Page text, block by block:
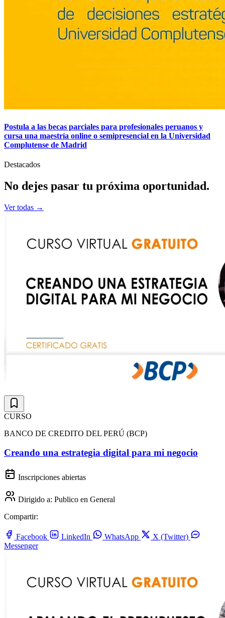
Postula a las becas parciales para profesionales peruanos y
cursa una maestría online o semipresencial en la Universidad
Complutense de Madrid
Destacados
No dejes pasar tu próxima oportunidad.
Ver todas →
CURSO
BANCO DE CREDITO DEL PERÚ (BCP)
Creando una estrategia digital para mi negocio
Inscripciones abiertas
Dirigido a: Publico en General
Compartir:
Facebook LinkedIn WhatsApp
X (Twitter)
Messenger